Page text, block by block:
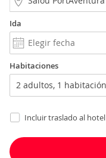
Ida
Habitaciones
Incluir traslado al hotel